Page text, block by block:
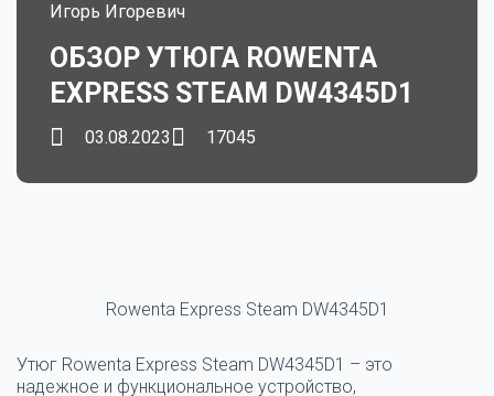
Игорь Игоревич
ОБЗОР УТЮГА ROWENTA
EXPRESS STEAM DW4345D1
03.08.2023 17045
Rowenta Express Steam DW4345D1
Утюг Rowenta Express Steam DW4345D1 – это
надежное и функциональное устройство,